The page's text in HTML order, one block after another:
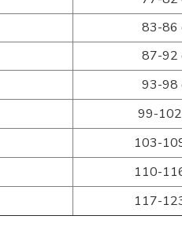
83-86
87-92
93-98
99-
103-
110-
117-